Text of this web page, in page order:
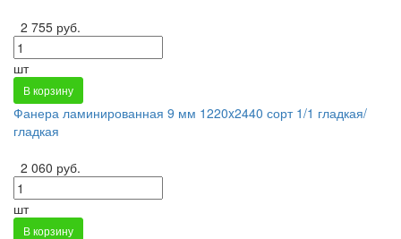
2 755 руб.
шт
В корзину
Фанера ламинированная 9 мм 1220x2440 сорт 1/1 гладкая/
гладкая
2 060 руб.
шт
В корзину